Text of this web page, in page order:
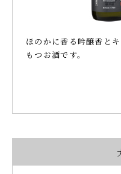
ほのかに香る吟醸香と
もつお酒です。